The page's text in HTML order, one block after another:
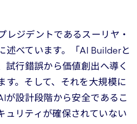
レジデントであるスーリヤ・
述べています。「AI Builderと
試行錯誤から価値創出へ導く
す。そして、それを大規模に
が設計段階から安全であるこ
ュリティが確保されていない